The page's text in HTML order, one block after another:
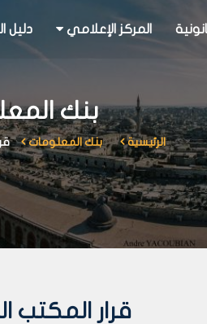
المركز الإعلامي دليل
بنك
الرئيسية بنك المعلومات
قرار المكتب